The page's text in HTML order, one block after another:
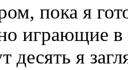
пока я
играющие в
десять я